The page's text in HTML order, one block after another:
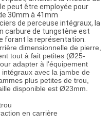
peut être employée pour
30mm à 41mm
de perceuse intégraux, la
carbure de tungstène est
forant la représentation.
dimensionnelle de pierre,
tout à fait petites (Ø25-
adapter à l'équipement
avec la jambe de
plus petites de trou,
disponible est Ø23mm.
en carrière